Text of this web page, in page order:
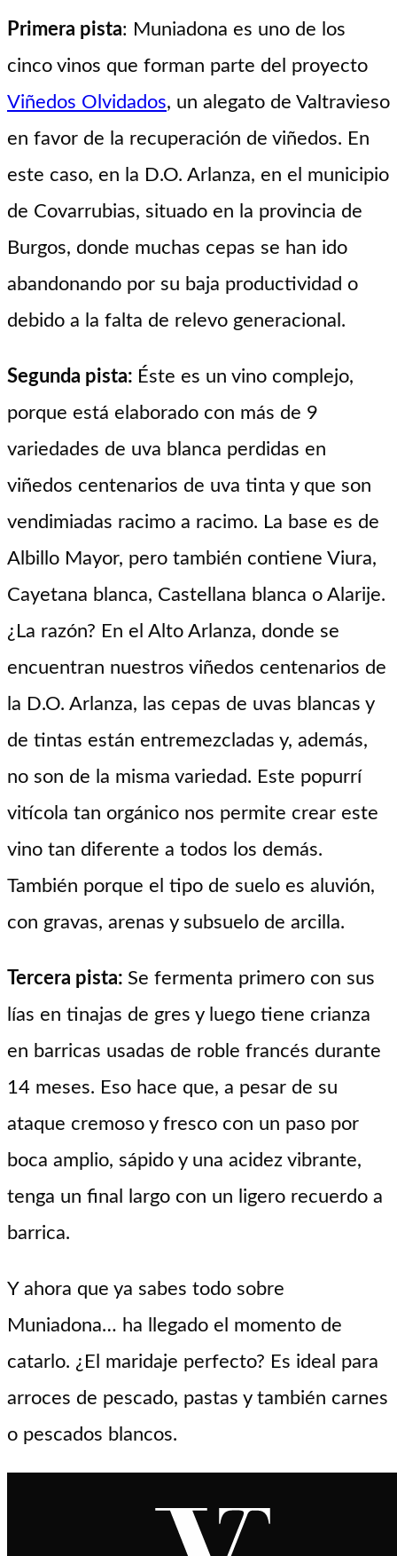
Primera pista: Muniadona es uno de los
cinco vinos que forman parte del proyecto
Viñedos Olvidados, un alegato de Valtravieso
en favor de la recuperación de viñedos. En
este caso, en la D.O. Arlanza, en el municipio
de Covarrubias, situado en la provincia de
Burgos, donde muchas cepas se han ido
abandonando por su baja productividad o
debido a la falta de relevo generacional.
Segunda pista: Éste es un vino complejo,
porque está elaborado con más de 9
variedades de uva blanca perdidas en
viñedos centenarios de uva tinta y que son
vendimiadas racimo a racimo. La base es de
Albillo Mayor, pero también contiene Viura,
Cayetana blanca, Castellana blanca o Alarije.
¿La razón? En el Alto Arlanza, donde se
encuentran nuestros viñedos centenarios de
la D.O. Arlanza, las cepas de uvas blancas y
de tintas están entremezcladas y, además,
no son de la misma variedad. Este popurrí
vitícola tan orgánico nos permite crear este
vino tan diferente a todos los demás.
También porque el tipo de suelo es aluvión,
con gravas, arenas y subsuelo de arcilla.
Tercera pista: Se fermenta primero con sus
lías en tinajas de gres y luego tiene crianza
en barricas usadas de roble francés durante
14 meses. Eso hace que, a pesar de su
ataque cremoso y fresco con un paso por
boca amplio, sápido y una acidez vibrante,
tenga un final largo con un ligero recuerdo a
barrica.
Y ahora que ya sabes todo sobre
Muniadona… ha llegado el momento de
catarlo. ¿El maridaje perfecto? Es ideal para
arroces de pescado, pastas y también carnes
o pescados blancos.